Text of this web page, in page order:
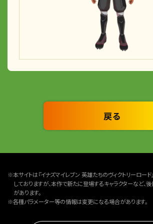
戻る
※本サイトは『イナズマイレブン 英雄たちのヴィクトリーロード
しておりますが、本作で新たに登場するキャラクターなど、
があります。
※各種パラメーター等の情報は変更になる場合があります。